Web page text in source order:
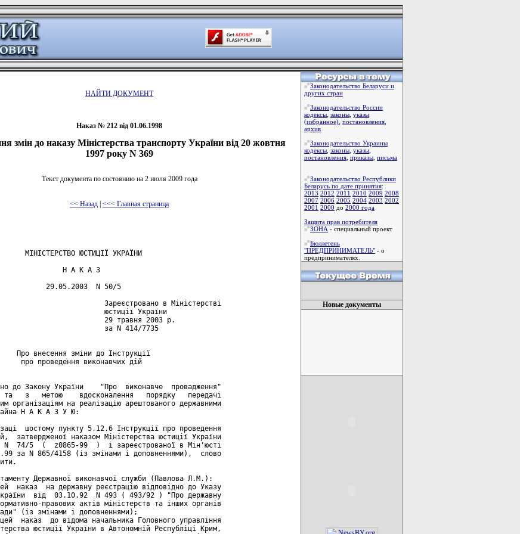
НАЙТИ ДОКУМЕНТ
Наказ № 212 від 01.06.1998
змін до наказу Міністерства транспорту України від 20 жовтня
1997 року N 369
Текст документа по состоянию на 2 июля 2009 года
<< Назад | <<< Главная страница
МІНІСТЕРСТВО ЮСТИЦІЇ УКРАЇНИ
Н А К А З
29.05.2003  N 50/5
Зареєстровано в Міністерстві
юстиції України
29 травня 2003 р.
за N 414/7735
Про внесення зміни до Інструкції
про проведення виконавчих дій
до Закону України    "Про  виконавче  провадження"
з   метою    вдосконалення   порядку   передачі
організаціям на реалізацію арештованого державними
Н А К А З У Ю:
шостому пункту 5.12.6 Інструкції про проведення
затвердженої наказом Міністерства юстиції України
N  74/5  (  z0865-99  )  і зареєстрованої в Мін'юсті
за N 865/4158 (із змінами і доповненнями),  слово
Державної виконавчої служби (Павлова Л.М.):
наказ  на державну реєстрацію відповідно до Указу
від  03.10.92  N 493 ( 493/92 ) "Про державну
правових актів міністерств та інших органів
(із змінами і доповненнями);
наказ  до відома начальника Головного управління
юстиції України в Автономній Республіці Крим,
Законодательство Беларуси и
других стран
Законодательство России
кодексы законы указы
(избранное) постановления
архив
Законодательство Украины
кодексы законы указы
постановления приказы письма
Законодательство Республики
Беларусь по дате принятия:
2013 2012 2011 2010 2009 2008
2007 2006 2005 2004 2003 2002
2001 2000 до 2000 года
Защита прав потребителя
ЗОНА - специальный проект
Бюллетень
"ПРЕДПРИНИМАТЕЛЬ" - о
предпринимателях.
Новые документы